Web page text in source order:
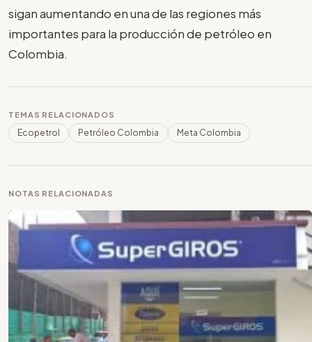
sigan aumentando en una de las regiones más
importantes para la producción de petróleo en
Colombia.
TEMAS RELACIONADOS
Ecopetrol Petróleo Colombia Meta Colombia
NOTAS RELACIONADAS